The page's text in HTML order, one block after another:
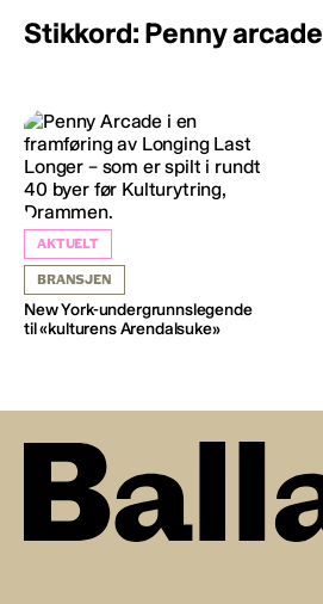
Stikkord: Penny arcade
AKTUELT
BRANSJEN
New York-undergrunnslegende
til «kulturens Arendalsuke»